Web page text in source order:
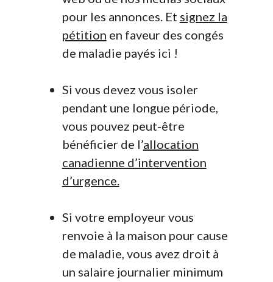
pour les annonces. Et signez la
pétition en faveur des congés
de maladie payés ici !
Si vous devez vous isoler
pendant une longue période,
vous pouvez peut-être
bénéficier de l’allocation
canadienne d’intervention
d’urgence.
Si votre employeur vous
renvoie à la maison pour cause
de maladie, vous avez droit à
un salaire journalier minimum